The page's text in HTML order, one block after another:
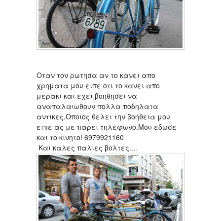
Οταν τον ρωτησα αν το κανει απο
χρηματα μου ειπε οτι το κανει απο
μερακι και εχει βοηθησει να
αναπαλαιωθουν πολλα ποδηλατα
αντικες.Οποιος θελει την βοηθεια μου
ειπε ας με παρει τηλεφωνο.Μου εδωσε
και το κινητο! 6979921160
Και καλες παλιες βολτες....